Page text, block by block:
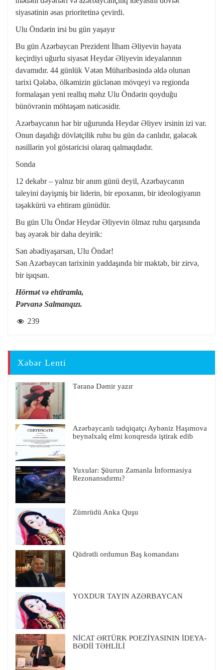
siyasətinin əsas prioritetinə çevirdi.
Ulu Öndərin irsi bu gün yaşayır
Bu gün Azərbaycan Prezident İlham Əliyevin həyata
keçirdiyi uğurlu siyasət Heydər Əliyevin ideyalarının
davamıdır. 44 günlük Vətən Müharibəsində əldə olunan
tarixi Qələbə, ölkəmizin güclənən mövqeyi və regionda
formalaşan yeni reallıq məhz Ulu Öndərin qoyduğu
bünövrənin möhtəşəm nəticəsidir.
Azərbaycanın hər bir uğurunda Heydər Əliyev irsinin izi var.
Onun daşıdığı dövlətçilik ruhu bu gün də canlıdır, gələcək
nəsillərin yol göstəricisi olaraq qalmaqdadır.
Sonda
12 dekabr – yalnız bir anım günü deyil, Azərbaycanın
taleyini dəyişmiş bir liderin, bir epoxanın, bir ideologiyanın
təşəkkürü və ehtiram günüdür.
Bu gün Ulu Öndər Heydər Əliyevin ölməz ruhu qarşısında
baş əyərək bir daha deyirik:
Sən əbədiyaşarsan, Ulu Öndər!
Sən Azərbaycan tarixinin yaddaşında bir məktəb, bir zirvə,
bir işıqsan.
Hörmət və ehtiramla,
Pərvanə Salmanqızı.
239
Xəbər Lenti
Təranə Dəmir yazır
Azərbaycanlı tədqiqatçı Aybəniz Haşımova
beynəlxalq elmi konqresdə iştirak edib
Yuxular: Şüurun Zamanla İnformasiya
Rezonansıdırmı?
Zümrüdü Anka Quşu
Qüdrətli ordumun Baş komandanı
YOXDUR TAYIN AZƏRBAYCAN
NİCAT ƏRTÜRK POEZİYASININ İDEYA-
BƏDİİ TƏHLİLİ